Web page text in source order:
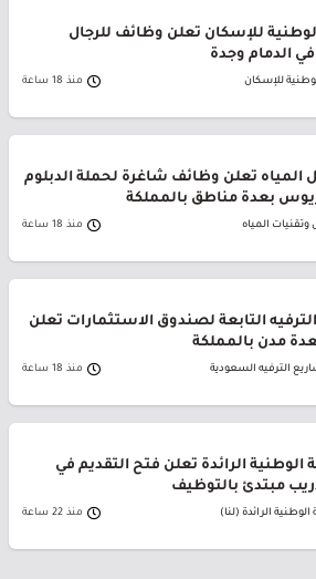
للإسكان تعلن وظائف للرجال
الدمام وجدة
للإسكان منذ 18 ساعة
المياه تعلن وظائف شاغرة لحملة الدبلوم
بعدة مناطق بالمملكة
المياه منذ 18 ساعة
التابعة لصندوق الاستثمارات تعلن
مدن بالمملكة
الترفيه السعودية منذ 18 ساعة
الوطنية الرائدة تعلن فتح التقديم في
مبتدئ بالتوظيف
الوطنية الرائدة (لنا) منذ 22 ساعة